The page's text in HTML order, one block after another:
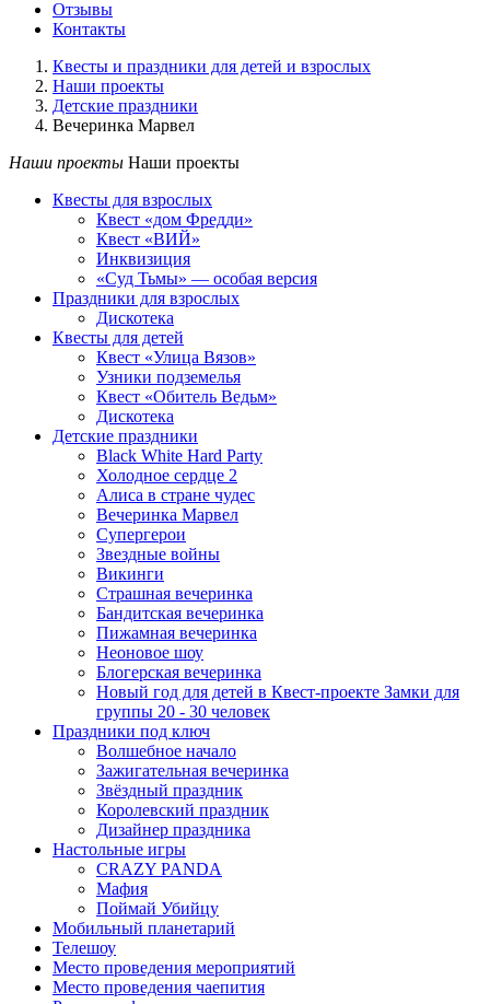
Отзывы
Контакты
Квесты и праздники для детей и взрослых
Наши проекты
Детские праздники
Вечеринка Марвел
Наши проекты Наши проекты
Квесты для взрослых
Квест «дом Фредди»
Квест «ВИЙ»
Инквизиция
«Суд Тьмы» — особая версия
Праздники для взрослых
Дискотека
Квесты для детей
Квест «Улица Вязов»
Узники подземелья
Квест «Обитель Ведьм»
Дискотека
Детские праздники
Black White Hard Party
Холодное сердце 2
Алиса в стране чудес
Вечеринка Марвел
Супергерои
Звездные войны
Викинги
Страшная вечеринка
Бандитская вечеринка
Пижамная вечеринка
Неоновое шоу
Блогерская вечеринка
Новый год для детей в Квест-проекте Замки для
группы 20 - 30 человек
Праздники под ключ
Волшебное начало
Зажигательная вечеринка
Звёздный праздник
Королевский праздник
Дизайнер праздника
Настольные игры
CRAZY PANDA
Мафия
Поймай Убийцу
Мобильный планетарий
Телешоу
Место проведения мероприятий
Место проведения чаепития